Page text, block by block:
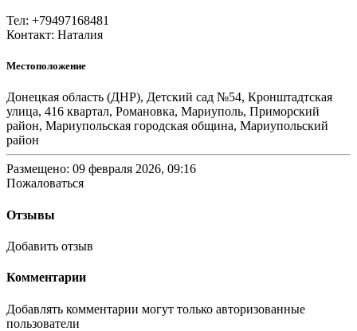
Тел: +79497168481
Контакт: Наталия
Местоположение
Донецкая область (ДНР), Детский сад №54, Кронштадтская
улица, 416 квартал, Романовка, Мариуполь, Приморский
район, Мариупольская городская община, Мариупольский
район
Размещено: 09 февраля 2026, 09:16
Пожаловаться
Отзывы
Добавить отзыв
Комментарии
Добавлять комментарии могут только авторизованные
пользователи